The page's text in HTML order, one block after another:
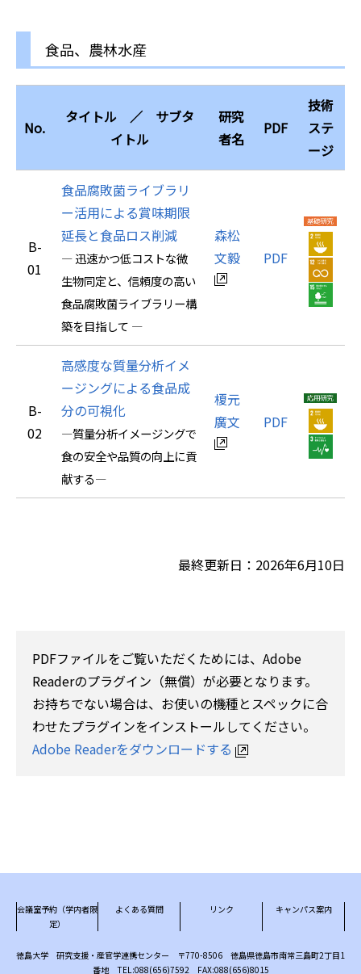
食品、農林水産
No.
タイトル ／ サブタ
イトル
研究
者名
PDF
技術
ステ
ージ
B-
01
食品腐敗菌ライブラリ
ー活用による賞味期限
延長と食品ロス削減
― 迅速かつ低コストな微
生物同定と、信頼度の高い
食品腐敗菌ライブラリー構
築を目指して ―
森松
文毅
PDF
B-
02
高感度な質量分析イメ
ージングによる食品成
分の可視化
―質量分析イメージングで
食の安全や品質の向上に貢
献する―
榎元
廣文
PDF
最終更新日：2026年6月10日
PDFファイルをご覧いただくためには、Adobe
Readerのプラグイン（無償）が必要となります。
お持ちでない場合は、お使いの機種とスペックに合
わせたプラグインをインストールしてください。
Adobe Readerをダウンロードする
会議室予約（学内者限
定）
よくある質問 リンク キャンパス案内
徳島大学 研究支援・産官学連携センター 〒770-8506 徳島県徳島市南常三島町2丁目1
番地 TEL:088(656)7592 FAX:088(656)8015